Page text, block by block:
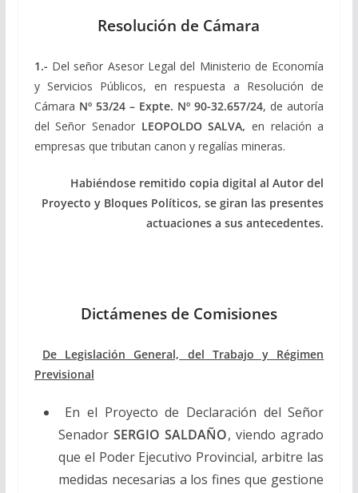
Resolución de Cámara
1.- Del señor Asesor Legal del Ministerio de Economía
y Servicios Públicos, en respuesta a Resolución de
Cámara Nº 53/24 – Expte. Nº 90-32.657/24, de autoría
del Señor Senador LEOPOLDO SALVA, en relación a
empresas que tributan canon y regalías mineras.
Habiéndose remitido copia digital al Autor del
Proyecto y Bloques Políticos, se giran las presentes
actuaciones a sus antecedentes.
Dictámenes de Comisiones
De Legislación General, del Trabajo y Régimen
Previsional
En el Proyecto de Declaración del Señor
SenadorSERGIO SALDAÑO, viendo agrado
que el Poder Ejecutivo Provincial, arbitre las
medidas necesarias a los fines que gestione